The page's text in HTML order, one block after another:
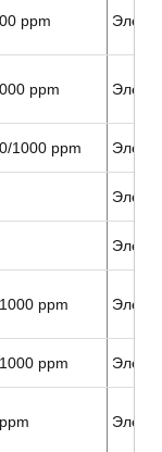
ppm
ppm
1000 ppm
ppm
ppm